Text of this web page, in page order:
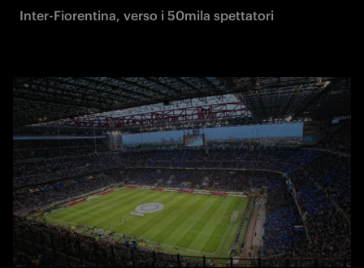
Inter-Fiorentina, verso i 50mila spettatori